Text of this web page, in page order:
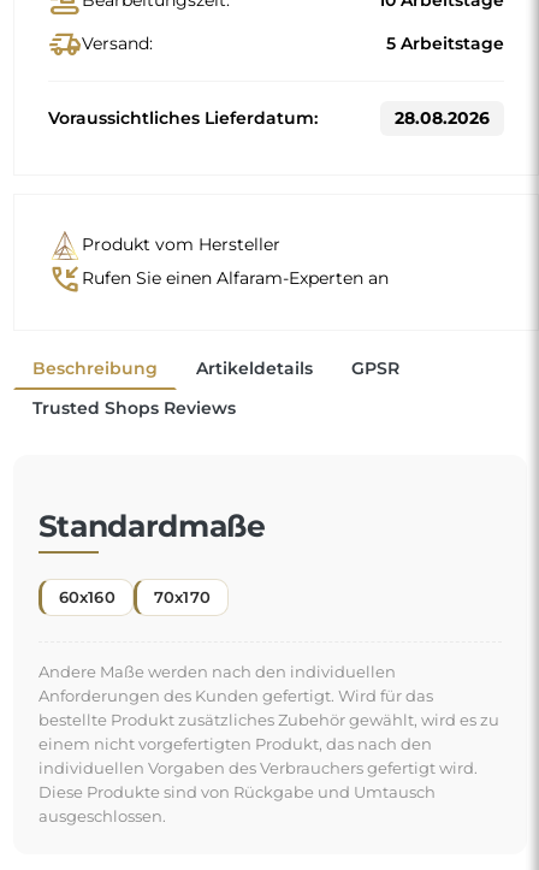
delivery_truck_speedVersand: 5 Arbeitstage
Voraussichtliches Lieferdatum: 28.08.2026
Produkt vom Hersteller
phone_callback Rufen Sie einen Alfaram-Experten an
Beschreibung Artikeldetails
GPSR
Trusted Shops Reviews
Standardmaße
60x160 70x170
Andere Maße werden nach den individuellen
Anforderungen des Kunden gefertigt. Wird für das
bestellte Produkt zusätzliches Zubehör gewählt, wird es zu
einem nicht vorgefertigten Produkt, das nach den
individuellen Vorgaben des Verbrauchers gefertigt wird.
Diese Produkte sind von Rückgabe und Umtausch
ausgeschlossen.